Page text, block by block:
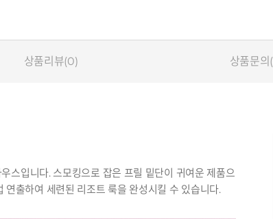
상품리뷰(0) 상품문
스입니다. 스모킹으로 잡은 프릴 밑단이 귀여운 제품으
출하여 세련된 리조트 룩을 완성시킬 수 있습니다.